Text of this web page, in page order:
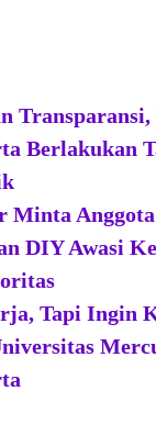
Transparansi,
Berlakukan
Minta Anggota
DIY Awasi
Tapi Ingin